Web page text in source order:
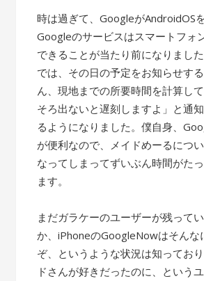
時は過ぎて、GoogleがAndroidOSを
Googleのサービスはスマートフォ
できることが当たり前になりまし
では、その日の予定をお知らせす
ん、現地までの所要時間を計算し
そろ出ないと遅刻しますよ」と通
るようになりました。僕自身、
が便利なので、メイドめーるにつ
なってしまってずいぶん時間がた
ます。
まだガラケーのユーザーが残って
か、iPhoneのGoogleNowはそんな
ぞ、というような状況は知ってお
ドさんが好きだったのに、という